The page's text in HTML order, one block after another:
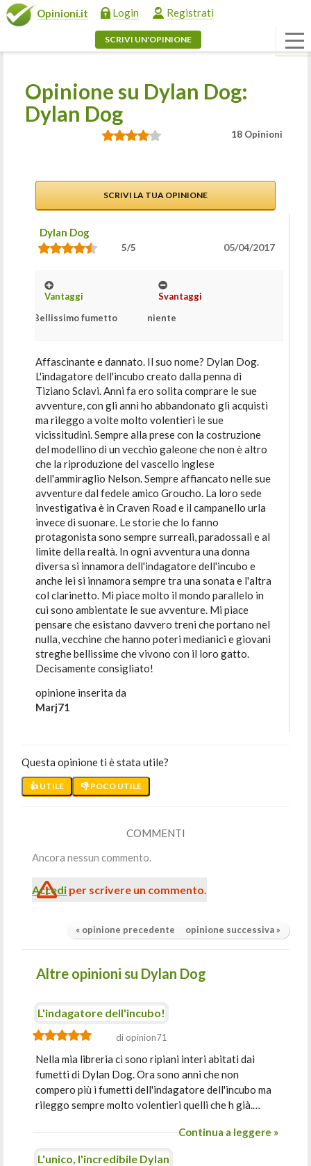
Opinioni.it Login Registrati
SCRIVI UN'OPINIONE
Opinione su Dylan Dog:
Dylan Dog
18 Opinioni
SCRIVI LA TUA OPINIONE
Dylan Dog
5/5 05/04/2017
Vantaggi
Bellissimo fumetto
Svantaggi
niente
Affascinante e dannato. Il suo nome? Dylan Dog.
L'indagatore dell'incubo creato dalla penna di
Tiziano Sclavi. Anni fa ero solita comprare le sue
avventure, con gli anni ho abbandonato gli acquisti
ma rileggo a volte molto volentieri le sue
vicissitudini. Sempre alla prese con la costruzione
del modellino di un vecchio galeone che non è altro
che la riproduzione del vascello inglese
dell'ammiraglio Nelson. Sempre affiancato nelle sue
avventure dal fedele amico Groucho. La loro sede
investigativa è in Craven Road e il campanello urla
invece di suonare. Le storie che lo fanno
protagonista sono sempre surreali, paradossali e al
limite della realtà. In ogni avventura una donna
diversa si innamora dell'indagatore dell'incubo e
anche lei si innamora sempre tra una sonata e l'altra
col clarinetto. Mi piace molto il mondo parallelo in
cui sono ambientate le sue avventure. Mi piace
pensare che esistano davvero treni che portano nel
nulla, vecchine che hanno poteri medianici e giovani
streghe bellissime che vivono con il loro gatto.
Decisamente consigliato!
opinione inserita da
Marj71
Questa opinione ti è stata utile?
👍 UTILE 👎 POCO UTILE
COMMENTI
Ancora nessun commento.
Accedi per scrivere un commento.
« opinione precedente opinione successiva »
Altre opinioni su Dylan Dog
L'indagatore dell'incubo!
di opinion71
Nella mia libreria ci sono ripiani interi abitati dai
fumetti di Dylan Dog. Ora sono anni che non
compero più i fumetti dell'indagatore dell'incubo ma
rileggo sempre molto volentieri quelli che h già.…
Continua a leggere »
L'unico, l'incredibile Dylan